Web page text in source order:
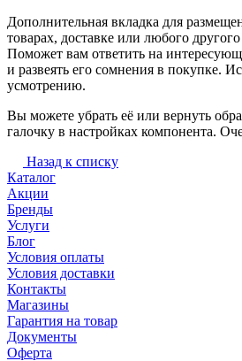
Дополнительная вкладка для
товарах, доставке или любого
Поможет вам ответить на
и развеять его сомнения в покупке.
усмотрению.
Вы можете убрать её или вернуть
галочку в настройках компонента.
Назад к списку
Каталог
Акции
Бренды
Услуги
Блог
Условия оплаты
Условия доставки
Контакты
Магазины
Гарантия на товар
Документы
Оферта